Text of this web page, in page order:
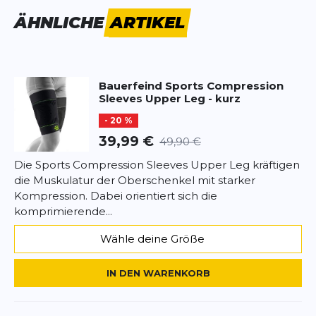
richtigen Größe beugt man das Bein in 90°-
Stellung und misst in Höhe der Kniebeuge den
gemessen sowie die Länge zwischen diesen beiden
Punkten.
Vorname
Vorname
Rezension
Rezension
*Pflichtfelder
Datenschutzbestimmungen undNutzungsbedingungen
ÄHNLICHEARTIKEL
Bauerfeind Sports Compression
Sleeves Upper Leg - kurz
- 20 %
39,99 € 49,90 €
Die Sports Compression Sleeves Upper Leg kräftigen
die Muskulatur der Oberschenkel mit starker
Kompression. Dabei orientiert sich die
komprimierende...
Wähle deine Größe
IN DEN WARENKORB